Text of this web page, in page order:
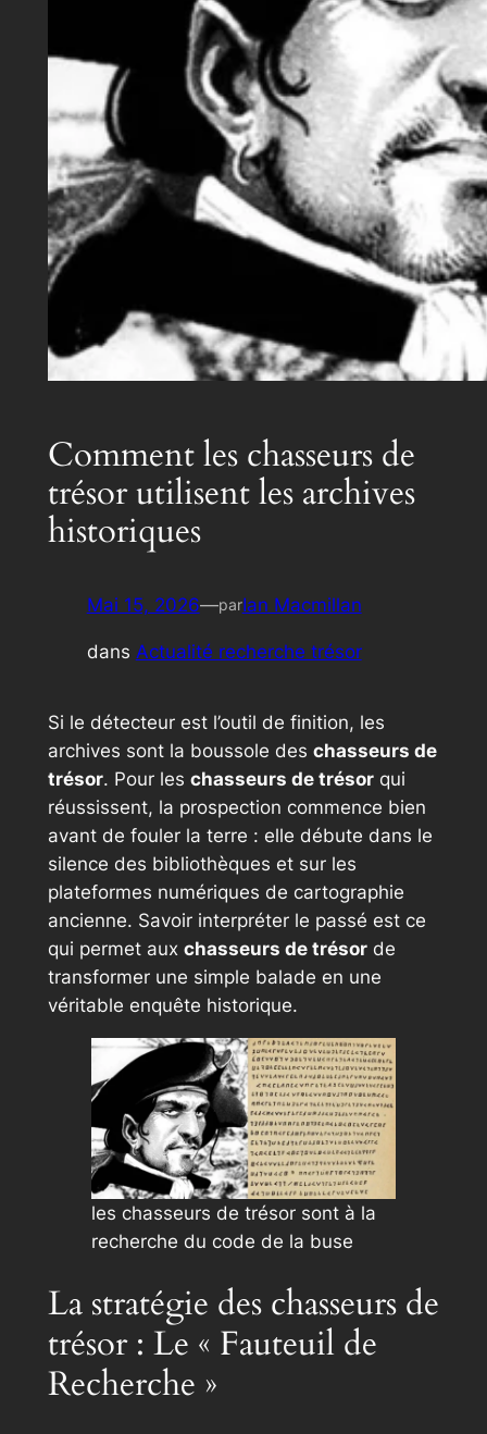
Comment les chasseurs de
trésor utilisent les archives
historiques
Mai 15, 2026—parIan Macmillan
dans Actualité recherche trésor
Si le détecteur est l’outil de finition, les
archives sont la boussole des chasseurs de
trésor. Pour les chasseurs de trésorqui
réussissent, la prospection commence bien
avant de fouler la terre : elle débute dans le
silence des bibliothèques et sur les
plateformes numériques de cartographie
ancienne. Savoir interpréter le passé est ce
qui permet aux chasseurs de trésorde
transformer une simple balade en une
véritable enquête historique.
les chasseurs de trésor sont à la
recherche du code de la buse
La stratégie des chasseurs de
trésor : Le « Fauteuil de
Recherche »